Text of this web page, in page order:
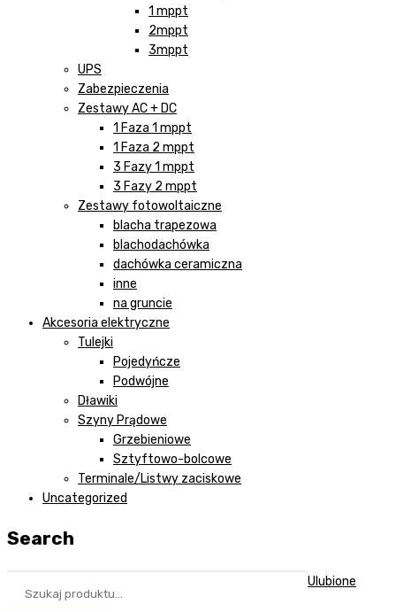
1 mppt
2mppt
3mppt
UPS
Zabezpieczenia
Zestawy AC + DC
1 Faza 1 mppt
1 Faza 2 mppt
3 Fazy 1 mppt
3 Fazy 2 mppt
Zestawy fotowoltaiczne
blacha trapezowa
blachodachówka
dachówka ceramiczna
inne
na gruncie
Akcesoria elektryczne
Tulejki
Pojedyńcze
Podwójne
Dławiki
Szyny Prądowe
Grzebieniowe
Sztyftowo-bolcowe
Terminale/Listwy zaciskowe
Uncategorized
Search
Ulubione